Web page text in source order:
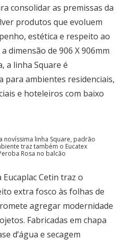
consolidar as premissas da
produtos que evoluem
estética e respeito ao
dimensão de 906 X 906mm
a linha Square é
para ambientes residenciais,
e hoteleiros com baixo
novíssima linha Square, padrão
traz também o Eucatex
Rosa no balcão
Cetin traz o
extra fosco às folhas de
agregar modernidade
Fabricadas em chapa
d’água e secagem